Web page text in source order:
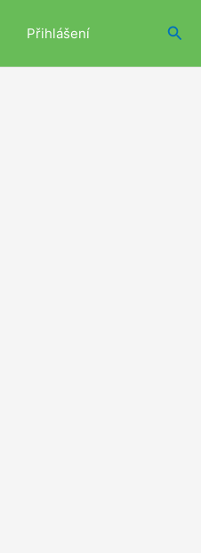
Přihlášení